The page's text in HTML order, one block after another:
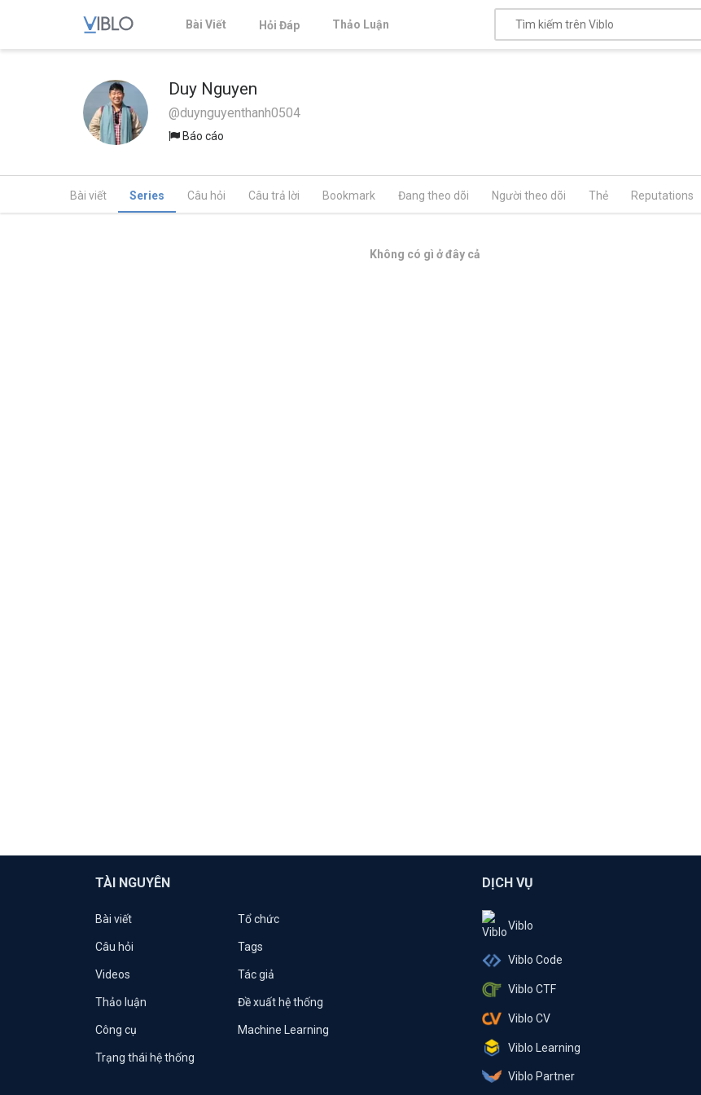
Bài Viết Hỏi Đáp Thảo Luận
Duy Nguyen
@duynguyenthanh0504
Báo cáo
Bài viết Series Câu hỏi Câu trả lời Bookmark Đang theo dõi Người theo dõi Thẻ Reputations
Không có gì ở đây cả
TÀI NGUYÊN
Bài viết Tổ chức
Câu hỏi Tags
Videos Tác giả
Thảo luận Đề xuất hệ thống
Công cụ Machine Learning
Trạng thái hệ thống
DỊCH VỤ
Viblo
Viblo Code
Viblo CTF
Viblo CV
Viblo Learning
Viblo Partner